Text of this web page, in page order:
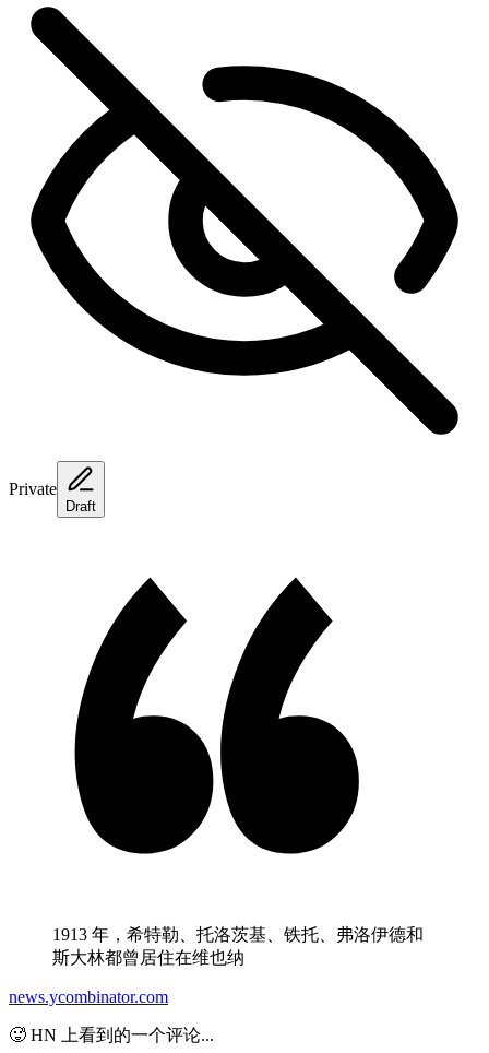
Private
Draft
1913 年，希特勒、托洛茨基、铁托、弗洛伊德和
斯大林都曾居住在维也纳
news.ycombinator.com
🥵 HN 上看到的一个评论...